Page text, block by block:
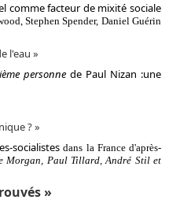
comme facteur de mixité sociale
Stephen Spender, Daniel Guérin
l'eau »
personne de Paul Nizan :une
? »
socialistesdans la France d'après-
Morgan, Paul Tillard,André Stil et
»